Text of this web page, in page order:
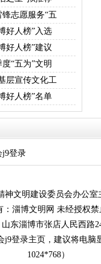
志愿服务“五
好人榜”入选
好人榜”建议
“五为”文明
层宣传文化工
好人榜”名单
j9登录
神文明建设委员会办公
：淄博文明网 未经授权
山东淄博市张店人民西路
j9登录主页，建议将电脑
1024*768）